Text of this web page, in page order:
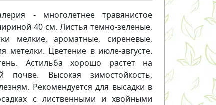
- многолетнее травянистое
40 см. Листья темно-зеленые,
мелкие, ароматные, сиреневые,
метелки. Цветение в июле-августе.
Астильба хорошо растет на
почве. Высокая зимостойкость,
Рекомендуется для высадки в
с лиственными и хвойными